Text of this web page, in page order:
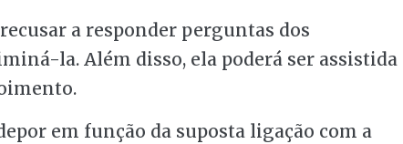
a responder perguntas dos
la. Além disso, ela poderá ser assistida
em função da suposta ligação com a